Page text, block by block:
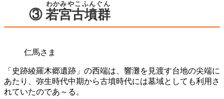
③ 若宮古墳群
わかみやこふんぐん
仁馬さま
「史跡綾羅木郷遺跡」の西端は、響灘を見渡す台地の尖端に
あたり、弥生時代中期から古墳時代には墓域としても利用さ
れていたのであ～る。